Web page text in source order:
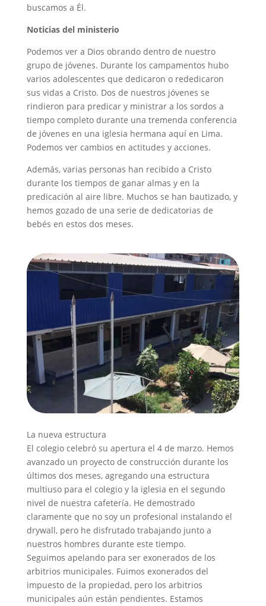
buscamos a Él.
Noticias del ministerio
Podemos ver a Dios obrando dentro de nuestro
grupo de jóvenes. Durante los campamentos hubo
varios adolescentes que dedicaron o rededicaron
sus vidas a Cristo. Dos de nuestros jóvenes se
rindieron para predicar y ministrar a los sordos a
tiempo completo durante una tremenda conferencia
de jóvenes en una iglesia hermana aquí en Lima.
Podemos ver cambios en actitudes y acciones.
Además, varias personas han recibido a Cristo
durante los tiempos de ganar almas y en la
predicación al aire libre. Muchos se han bautizado, y
hemos gozado de una serie de dedicatorias de
bebés en estos dos meses.
La nueva estructura
El colegio celebró su apertura el 4 de marzo. Hemos
avanzado un proyecto de construcción durante los
últimos dos meses, agregando una estructura
multiuso para el colegio y la iglesia en el segundo
nivel de nuestra cafetería. He demostrado
claramente que no soy un profesional instalando el
drywall, pero he disfrutado trabajando junto a
nuestros hombres durante este tiempo.
Seguimos apelando para ser exonerados de los
arbitrios municipales. Fuimos exonerados del
impuesto de la propiedad, pero los arbitrios
municipales aún están pendientes. Estamos